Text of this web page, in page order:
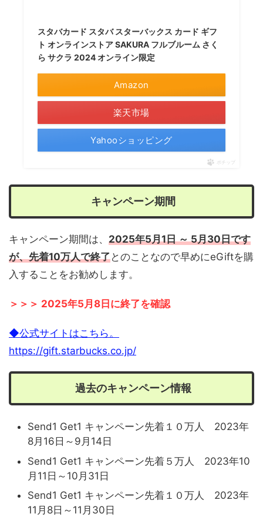
スタバカード スタバ スターバックス カード ギフ
ト オンラインストア SAKURA フルブルーム さく
ら サクラ 2024 オンライン限定
Amazon
楽天市場
Yahooショッピング
ポチップ
キャンペーン期間
キャンペーン期間は、 2025年5月1日 ～ 5月30日です
が、先着10万人で終了とのことなので早めにeGiftを購
入することをお勧めします。
＞＞＞ 2025年5月8日に終了を確認
◆公式サイトはこちら。
https://gift.starbucks.co.jp/
過去のキャンペーン情報
Send1 Get1 キャンペーン先着１０万人 2023年
8月16日～9月14日
Send1 Get1 キャンペーン先着５万人 2023年10
月11日～10月31日
Send1 Get1 キャンペーン先着１０万人 2023年
11月8日～11月30日